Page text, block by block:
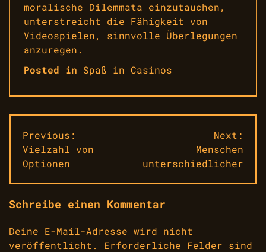
moralische Dilemmata einzutauchen,
unterstreicht die Fähigkeit von
Videospielen, sinnvolle Überlegungen
anzuregen.
Posted in Spaß in Casinos
Beitragsnavigation
Previous:
Vielzahl von
Optionen
Next:
Menschen
unterschiedlicher
Schreibe einen Kommentar
Deine E-Mail-Adresse wird nicht
veröffentlicht.
Erforderliche Felder sind